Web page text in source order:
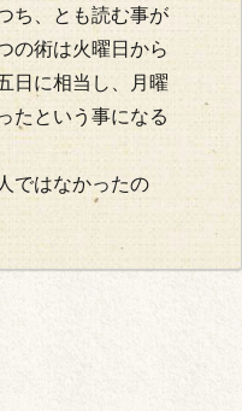
ち、とも読む事が
の術は火曜日から
日に相当し、月曜
たという事になる
ではなかったの